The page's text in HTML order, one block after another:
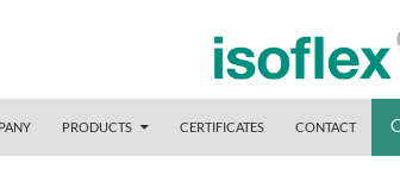
PRODUCTS CERTIFICATES CONTACT